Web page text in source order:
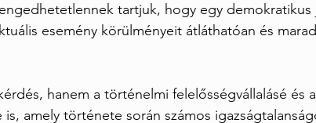
tartjuk, hogy egy demokratikus
esemény körülményeit átláthatóan és
hanem a történelmi felelősségvállalásé és
amely története során számos